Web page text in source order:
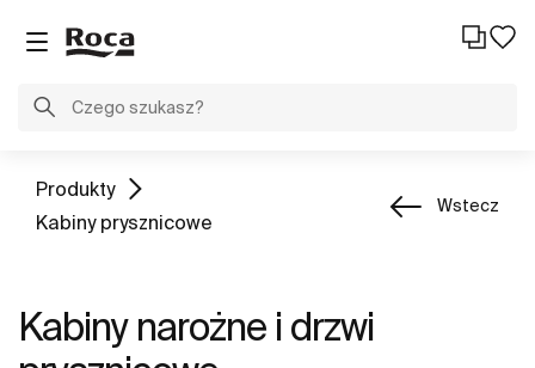
Produkty
Kabiny prysznicowe
Wstecz
Kabiny narożne i drzwi